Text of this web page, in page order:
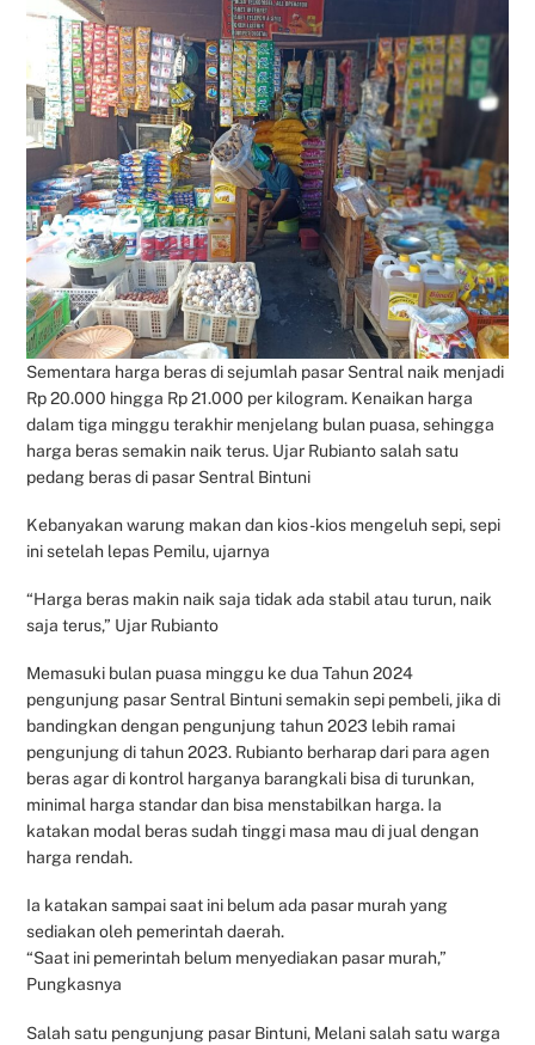
Sementara harga beras di sejumlah pasar Sentral naik menjadi
Rp 20.000 hingga Rp 21.000 per kilogram. Kenaikan harga
dalam tiga minggu terakhir menjelang bulan puasa, sehingga
harga beras semakin naik terus. Ujar Rubianto salah satu
pedang beras di pasar Sentral Bintuni
Kebanyakan warung makan dan kios-kios mengeluh sepi, sepi
ini setelah lepas Pemilu, ujarnya
“Harga beras makin naik saja tidak ada stabil atau turun, naik
saja terus,” Ujar Rubianto
Memasuki bulan puasa minggu ke dua Tahun 2024
pengunjung pasar Sentral Bintuni semakin sepi pembeli, jika di
bandingkan dengan pengunjung tahun 2023 lebih ramai
pengunjung di tahun 2023. Rubianto berharap dari para agen
beras agar di kontrol harganya barangkali bisa di turunkan,
minimal harga standar dan bisa menstabilkan harga. Ia
katakan modal beras sudah tinggi masa mau di jual dengan
harga rendah.
Ia katakan sampai saat ini belum ada pasar murah yang
sediakan oleh pemerintah daerah.
“Saat ini pemerintah belum menyediakan pasar murah,”
Pungkasnya
Salah satu pengunjung pasar Bintuni, Melani salah satu warga